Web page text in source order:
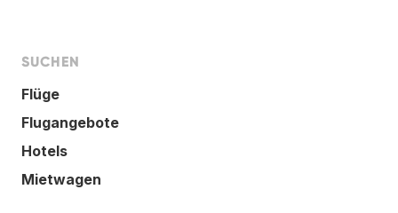
SUCHEN
Flüge
Flugangebote
Hotels
Mietwagen